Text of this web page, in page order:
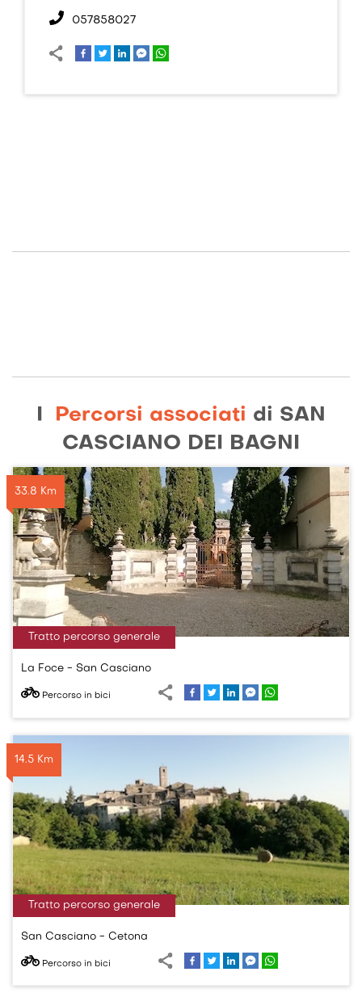
057858027
I Percorsi associati di SAN
CASCIANO DEI BAGNI
Tratto percorso generale
33.8 Km
La Foce - San Casciano
Percorso in bici
Tratto percorso generale
14.5 Km
San Casciano - Cetona
Percorso in bici